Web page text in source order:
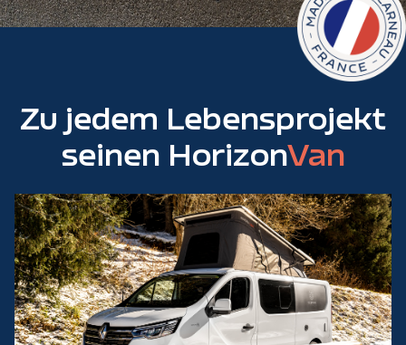
Zu jedem Lebensprojekt
seinen HorizonVan